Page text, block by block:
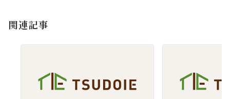
ン
関連記事